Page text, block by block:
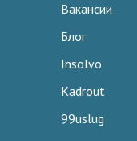
Вакансии
Блог
Insolvo
Kadrout
99uslug